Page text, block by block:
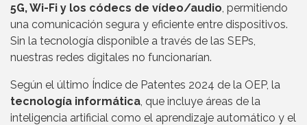
5G, Wi-Fi y los códecs de vídeo/audio, permitiendo
una comunicación segura y eficiente entre dispositivos.
Sin la tecnología disponible a través de las SEPs,
nuestras redes digitales no funcionarían.
Según el último Índice de Patentes 2024 de la OEP, la
tecnología informática, que incluye áreas de la
inteligencia artificial como el aprendizaje automático y el